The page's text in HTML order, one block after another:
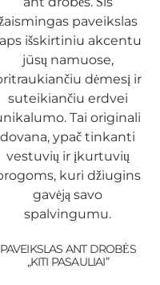
PAVEIKSLAS ANT DROBĖS
„KITI PASAULIAI”